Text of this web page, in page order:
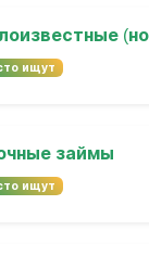
ищут
займы
ищут